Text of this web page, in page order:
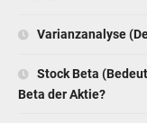
Varianzanalyse
Stock Beta
Beta der Aktie?